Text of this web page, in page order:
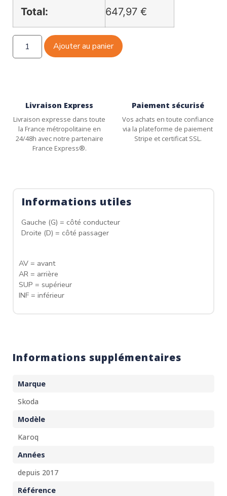
Total: 647,97 €
Ajouter au panier
Livraison Express
Livraison expresse dans toute
la France métropolitaine en
24/48h avec notre partenaire
France Express®.
Paiement sécurisé
Vos achats en toute confiance
via la plateforme de paiement
Stripe et certificat SSL.
Informations utiles
Gauche (G) = côté conducteur
Droite (D) = côté passager
AV = avant
AR = arrière
SUP = supérieur
INF = inférieur
Informations supplémentaires
Marque
Skoda
Modèle
Karoq
Années
depuis 2017
Référence